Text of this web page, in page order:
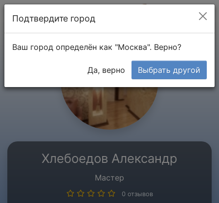
Хлебоедов Александр
Мастер
0 отзывов
Подтвердите город
Ваш город определён как "Москва". Верно?
Да, верно Выбрать другой